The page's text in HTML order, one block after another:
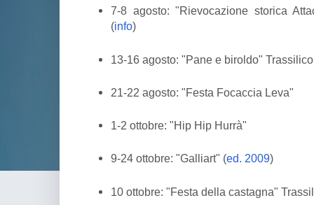
7-8 agosto: "Rievocazione storica
(info)
13-16 agosto: "Pane e biroldo"
21-22 agosto: "Festa Focaccia Leva"
1-2 ottobre: "Hip Hip Hurrà"
9-24 ottobre: "Galliart" (ed. 2009)
10 ottobre: "Festa della castagna"